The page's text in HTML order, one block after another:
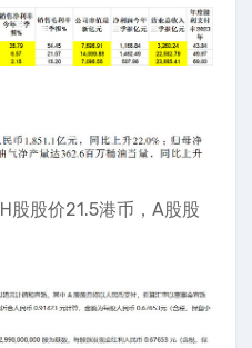
股股价21.5港币，A股股